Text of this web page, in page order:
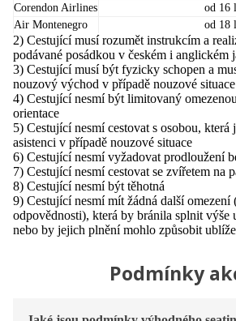
Corendon Airlines
od 16
Air Montenegro
od 18
2) Cestující musí rozumět instrukcím a
podávané posádkou v českém i anglickém
3) Cestující musí být fyzicky schopen a
nouzový východ v případě nouzové situace
4) Cestující nesmí být limitovaný
orientace
5) Cestující nesmí cestovat s osobou, která
asistenci v případě nouzové situace
6) Cestující nesmí vyžadovat prodloužení
7) Cestující nesmí cestovat se zvířetem na
8) Cestující nesmí být těhotná
9) Cestující nesmí mít žádná další omezení
odpovědnosti), která by bránila splnit výše
nebo by jejich plnění mohlo způsobit
Podmínky